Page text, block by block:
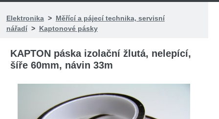
Elektronika> Měřící a pájecí technika, servisní
nářadí> Kaptonové pásky
KAPTON páska izolační žlutá, nelepící,
šíře 60mm, návin 33m